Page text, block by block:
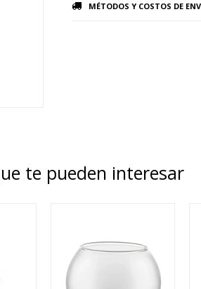
MÉTODOS Y COSTOS DE
te pueden interesar